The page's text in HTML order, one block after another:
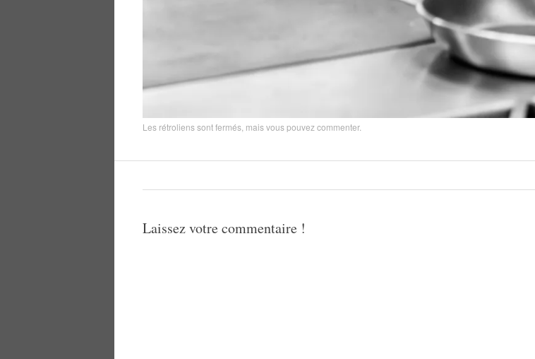
Les rétroliens sont fermés, mais vous pouvezcommenter.
Laissez votre commentaire !